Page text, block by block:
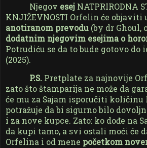
Njegov esej NATPRIRODNA
KNJIŽEVNOSTI Orfelin će objaviti
anotiranom prevodu (by dr Ghoul,
dodatnim njegovim esejima o
Potrudiću se da to bude gotovo do
(2025).
P.S. Pretplate za najnovije
zato što štamparija ne može da
će mu za Sajam isporučiti količinu
potražuje da bi sigurno bilo
i za nove kupce. Zato: ko dođe na
da kupi tamo, a svi ostali moći će
Orfelina i od mene početkom